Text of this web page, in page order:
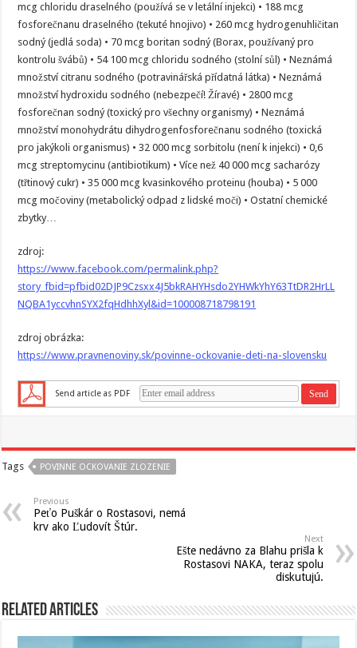
mcg chloridu draselného (používá se v letální injekci) • 188 mcg
fosforečnanu draselného (tekuté hnojivo) • 260 mcg hydrogenuhličitan
sodný (jedlá soda) • 70 mcg boritan sodný (Borax, používaný pro
kontrolu švábů) • 54 100 mcg chloridu sodného (stolní sůl) • Neznámá
množství citranu sodného (potravinářská přídatná látka) • Neznámá
množství hydroxidu sodného (nebezpečí! Žíravé) • 2800 mcg
fosforečnan sodný (toxický pro všechny organismy) • Neznámá
množství monohydrátu dihydrogenfosforečnanu sodného (toxická
pro jakýkoli organismus) • 32 000 mcg sorbitolu (není k injekci) • 0,6
mcg streptomycinu (antibiotikum) • Více než 40 000 mcg sacharózy
(třtinový cukr) • 35 000 mcg kvasinkového proteinu (houba) • 5 000
mcg močoviny (metabolický odpad z lidské moči) • Ostatní chemické
zbytky…
zdroj:
https://www.facebook.com/permalink.php?
story_fbid=pfbid02DJP9Czsxx4J5bkRAHYHsdo2YHWkYhY63TtDR2HrLL
NQBA1yccvhnSYX2fqHdhhXyl&id=100008718798191
zdroj obrázka:
https://www.pravnenoviny.sk/povinne-ockovanie-deti-na-slovensku
Send article as PDF
Tags POVINNE OCKOVANIE ZLOZENIE
Previous
Peťo Puškár o Rostasovi, nemá
krv ako Ľudovít Štúr.
Next
Ešte nedávno za Blahu prišla k
Rostasovi NAKA, teraz spolu
diskutujú.
Related Articles